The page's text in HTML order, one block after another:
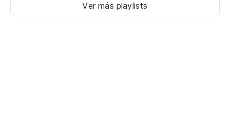
Ver más playlists